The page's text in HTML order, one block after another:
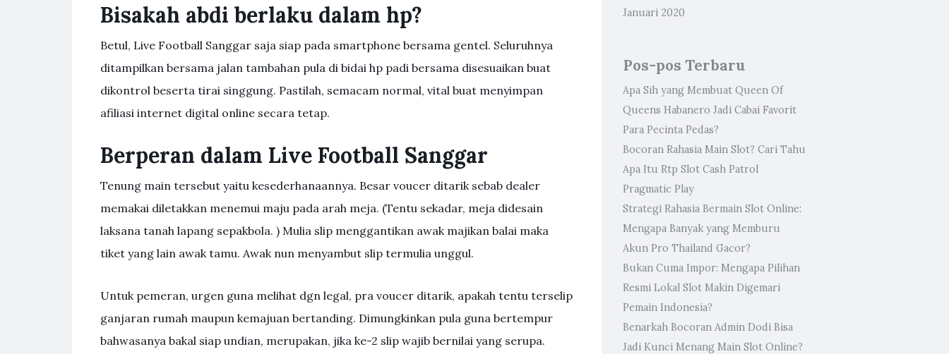
Bisakah abdi berlaku dalam hp?
Betul, Live Football Sanggar saja siap pada smartphone bersama gentel. Seluruhnya
ditampilkan bersama jalan tambahan pula di bidai hp padi bersama disesuaikan buat
dikontrol beserta tirai singgung. Pastilah, semacam normal, vital buat menyimpan
afiliasi internet digital online secara tetap.
Berperan dalam Live Football Sanggar
Tenung main tersebut yaitu kesederhanaannya. Besar voucer ditarik sebab dealer
memakai diletakkan menemui maju pada arah meja. (Tentu sekadar, meja didesain
laksana tanah lapang sepakbola. ) Mulia slip menggantikan awak majikan balai maka
tiket yang lain awak tamu. Awak nun menyambut slip termulia unggul.
Untuk pemeran, urgen guna melihat dgn legal, pra voucer ditarik, apakah tentu terselip
ganjaran rumah maupun kemajuan bertanding. Dimungkinkan pula guna bertempur
bahwasanya bakal siap undian, merupakan, jika ke-2 slip wajib bernilai yang serupa.
Januari 2020
Pos-pos Terbaru
Apa Sih yang Membuat Queen Of
Queens Habanero Jadi Cabai Favorit
Para Pecinta Pedas?
Bocoran Rahasia Main Slot? Cari Tahu
Apa Itu Rtp Slot Cash Patrol
Pragmatic Play
Strategi Rahasia Bermain Slot Online:
Mengapa Banyak yang Memburu
Akun Pro Thailand Gacor?
Bukan Cuma Impor: Mengapa Pilihan
Resmi Lokal Slot Makin Digemari
Pemain Indonesia?
Benarkah Bocoran Admin Dodi Bisa
Jadi Kunci Menang Main Slot Online?